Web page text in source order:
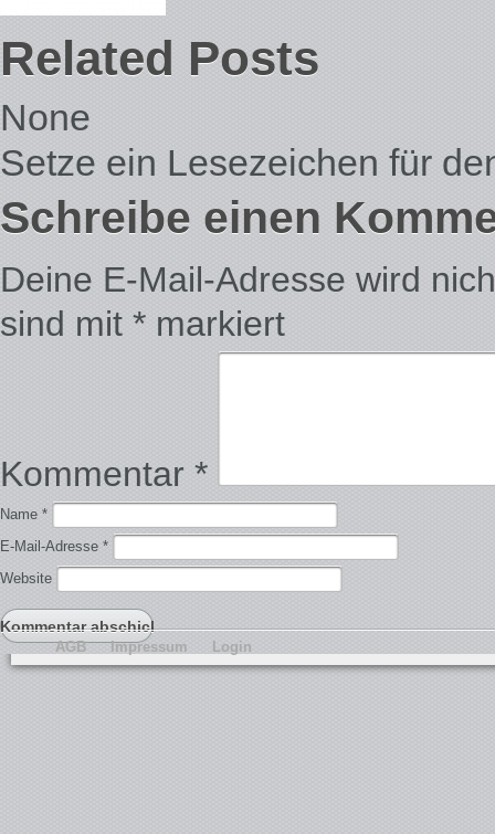
Related Posts
None
Setze ein Lesezeichen für
Schreibe einen
Deine E-Mail-Adresse wird
sind mit * markiert
Kommentar *
Name *
E-Mail-Adresse *
Website
AGB Impressum Login